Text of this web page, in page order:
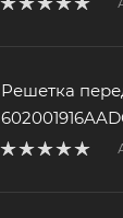
Решетка